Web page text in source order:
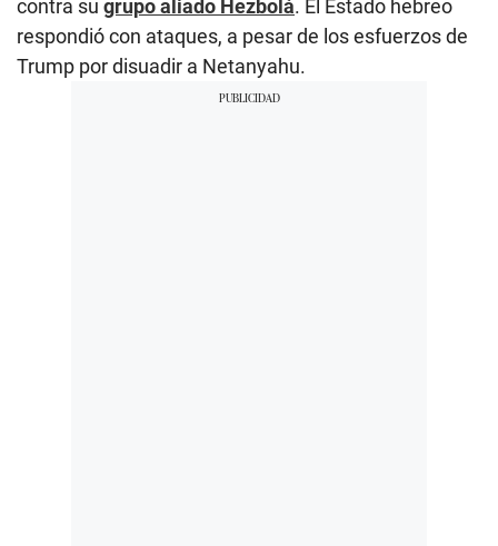
contra su grupo aliado Hezbolá. El Estado hebreo
respondió con ataques, a pesar de los esfuerzos de
Trump por disuadir a Netanyahu.